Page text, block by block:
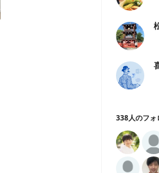
338人のフォ